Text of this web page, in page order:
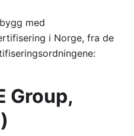
med
i Norge, fra de
Group,